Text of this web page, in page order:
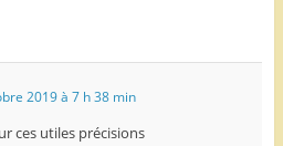
2019 à 7 h 38 min
ces utiles précisions